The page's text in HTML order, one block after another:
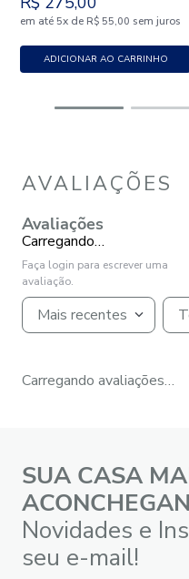
em até 5x de R$ 55,00 sem juros
ADICIONAR AO CARRINHO
AVALIAÇÕES
Avaliações
Carregando…
Faça login para escrever uma
avaliação.
Mais recentes
Carregando avaliações…
SUA CASA
Novidades e
seu e-mail!